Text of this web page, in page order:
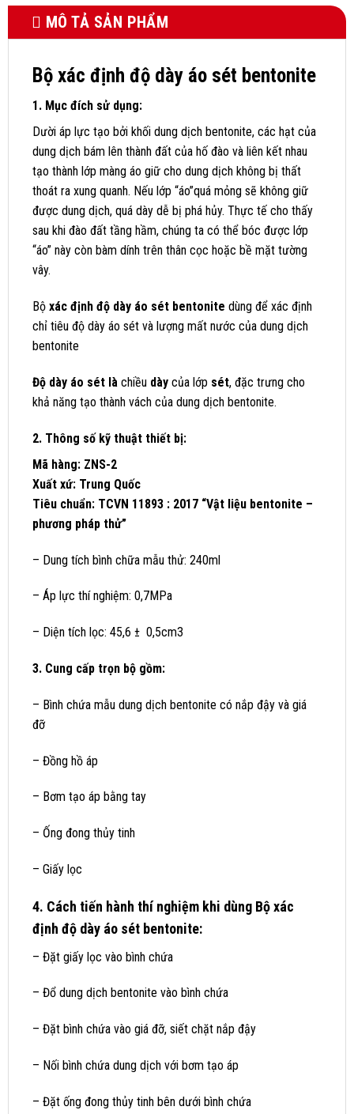
MÔ TẢ SẢN PHẨM
Bộ xác định độ dày áo sét bentonite
1. Mục đích sử dụng:
Dười áp lực tạo bởi khối dung dịch bentonite, các hạt của
dung dịch bám lên thành đất của hố đào và liên kết nhau
tạo thành lớp màng áo giữ cho dung dịch không bị thất
thoát ra xung quanh. Nếu lớp “áo”quá mỏng sẽ không giữ
được dung dịch, quá dày dễ bị phá hủy. Thực tế cho thấy
sau khi đào đất tầng hầm, chúng ta có thể bóc được lớp
“áo” này còn bàm dính trên thân cọc hoặc bề mặt tường
vây.
Bộ xác định độ dày áo sét bentonite dùng để xác định
chỉ tiêu độ dày áo sét và lượng mất nước của dung dịch
bentonite
Độ dày áo sét làchiều dàycủa lớp sét, đặc trưng cho
khả năng tạo thành vách của dung dịch bentonite.
2. Thông số kỹ thuật thiết bị:
Mã hàng: ZNS-2
Xuất xứ: Trung Quốc
Tiêu chuẩn: TCVN 11893 : 2017 “Vật liệu bentonite –
phương pháp thử”
– Dung tích bình chữa mẫu thử: 240ml
– Áp lực thí nghiệm: 0,7MPa
– Diện tích lọc: 45,6 ± 0,5cm3
3. Cung cấp trọn bộ gồm:
– Bình chứa mẫu dung dịch bentonite có nắp đậy và giá
đỡ
– Đồng hồ áp
– Bơm tạo áp bằng tay
– Ống đong thủy tinh
– Giấy lọc
4. Cách tiến hành thí nghiệm khi dùng Bộ xác
định độ dày áo sét bentonite:
– Đặt giấy lọc vào bình chứa
– Đổ dung dịch bentonite vào bình chứa
– Đặt bình chứa vào giá đỡ, siết chặt nắp đậy
– Nối bình chứa dung dịch với bơm tạo áp
– Đặt ống đong thủy tinh bên dưới bình chứa